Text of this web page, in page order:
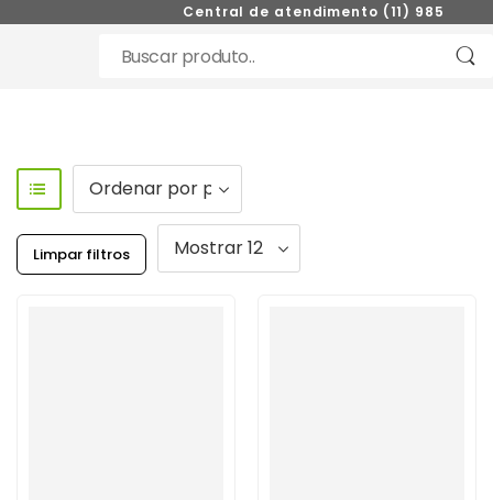
Central de atendimento (11) 98521-
Limpar filtros